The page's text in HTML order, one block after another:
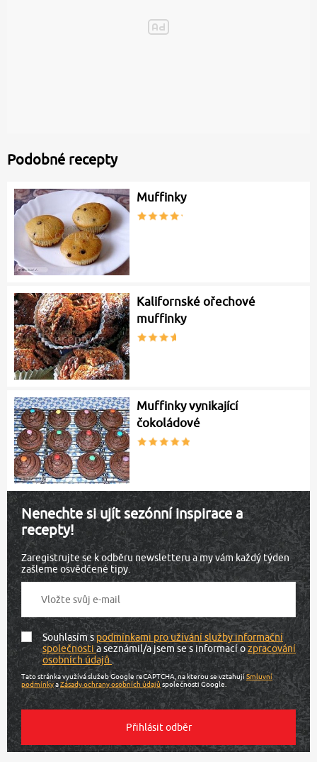
Podobné recepty
Muffinky
Kalifornské ořechové
muffinky
Muffinky vynikající
čokoládové
Nenechte si ujít sezónní inspirace a
recepty!
Zaregistrujte se k odběru newsletteru a my vám každý týden
zašleme osvědčené tipy.
Souhlasím spodmínkami pro užívání služby informační
společnostia seznámil/a jsem se s informací ozpracování
osobních údajů.
Tato stránka využívá služeb Google reCAPTCHA, na kterou se vztahujíSmluvní
podmínkyaZásady ochrany osobních údajů společnosti Google.